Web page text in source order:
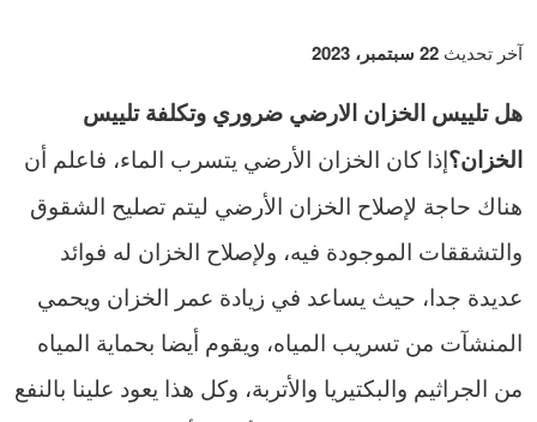
آخر تحديث 22 سبتمبر، 2023
هل تلييس الخزان الارضي ضروري وتكلفة تلييس
الخزان؟إذا كان الخزان الأرضي يتسرب الماء، فاعلم أن
هناك حاجة لإصلاح الخزان الأرضي ليتم تصليح الشقوق
والتشققات الموجودة فيه، ولإصلاح الخزان له فوائد
عديدة جدا، حيث يساعد في زيادة عمر الخزان ويحمي
المنشآت من تسريب المياه، ويقوم أيضا بحماية المياه
من الجراثيم والبكتيريا والأتربة، وكل هذا يعود علينا بالنفع